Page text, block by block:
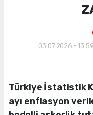
03.07.2026 -
Türkiye İstatistik
ayı enflasyon